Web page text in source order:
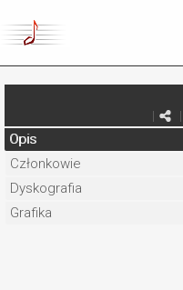
Opis
Członkowie
Dyskografia
Grafika